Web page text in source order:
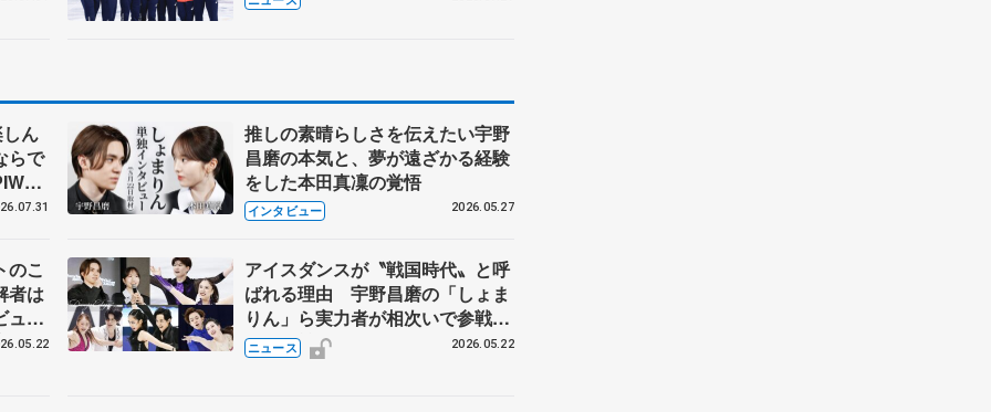
ん
らで
前
推しの素晴らしさを伝えたい宇野
昌磨の本気と、夢が遠ざかる経験
をした本田真凜の覚悟
インタビュー 2026.05.27
のこ
者は
ュー
人、
アイスダンスが〝戦国時代〟と呼
ばれる理由 宇野昌磨の「しょま
りん」ら実力者が相次いで参戦
国内の競争激化
ニュース 2026.05.22